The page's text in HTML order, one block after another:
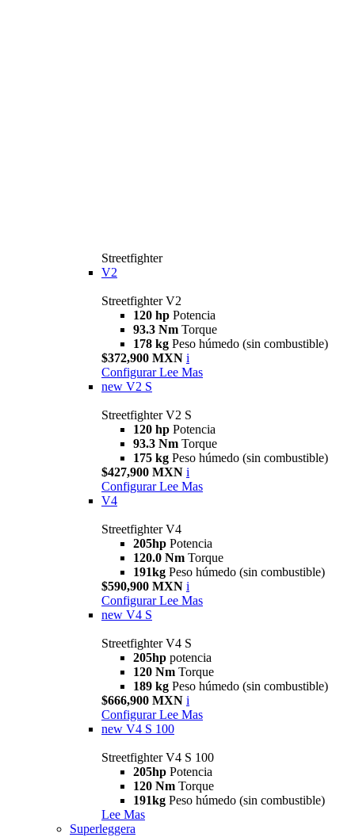
Streetfighter
V2
Streetfighter V2
120 hp Potencia
93.3 Nm Torque
178 kg Peso húmedo (sin combustible)
$372,900 MXN i
Configurar Lee Mas
new V2 S
Streetfighter V2 S
120 hp Potencia
93.3 Nm Torque
175 kg Peso húmedo (sin combustible)
$427,900 MXN i
Configurar Lee Mas
V4
Streetfighter V4
205hp Potencia
120.0 Nm Torque
191kg Peso húmedo (sin combustible)
$590,900 MXN i
Configurar Lee Mas
new V4 S
Streetfighter V4 S
205hp potencia
120 Nm Torque
189 kg Peso húmedo (sin combustible)
$666,900 MXN i
Configurar Lee Mas
new V4 S 100
Streetfighter V4 S 100
205hp Potencia
120 Nm Torque
191kg Peso húmedo (sin combustible)
Lee Mas
Superleggera